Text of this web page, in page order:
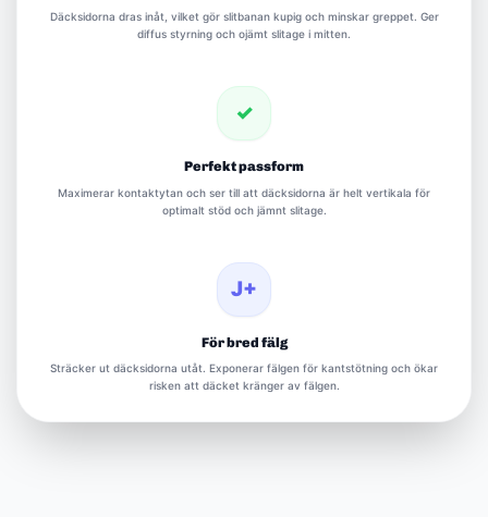
Däcksidorna dras inåt, vilket gör slitbanan kupig och minskar greppet. Ger
diffus styrning och ojämt slitage i mitten.
✓
Perfekt passform
Maximerar kontaktytan och ser till att däcksidorna är helt vertikala för
optimalt stöd och jämnt slitage.
J+
För bred fälg
Sträcker ut däcksidorna utåt. Exponerar fälgen för kantstötning och ökar
risken att däcket kränger av fälgen.